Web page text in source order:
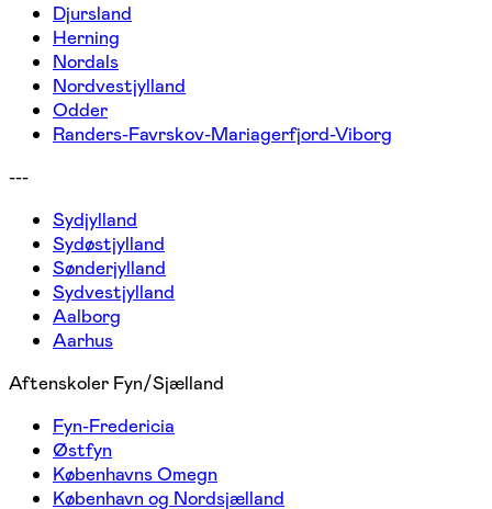
Djursland
Herning
Nordals
Nordvestjylland
Odder
Randers-Favrskov-Mariagerfjord-Viborg
---
Sydjylland
Sydøstjylland
Sønderjylland
Sydvestjylland
Aalborg
Aarhus
Aftenskoler Fyn/Sjælland
Fyn-Fredericia
Østfyn
Københavns Omegn
København og Nordsjælland